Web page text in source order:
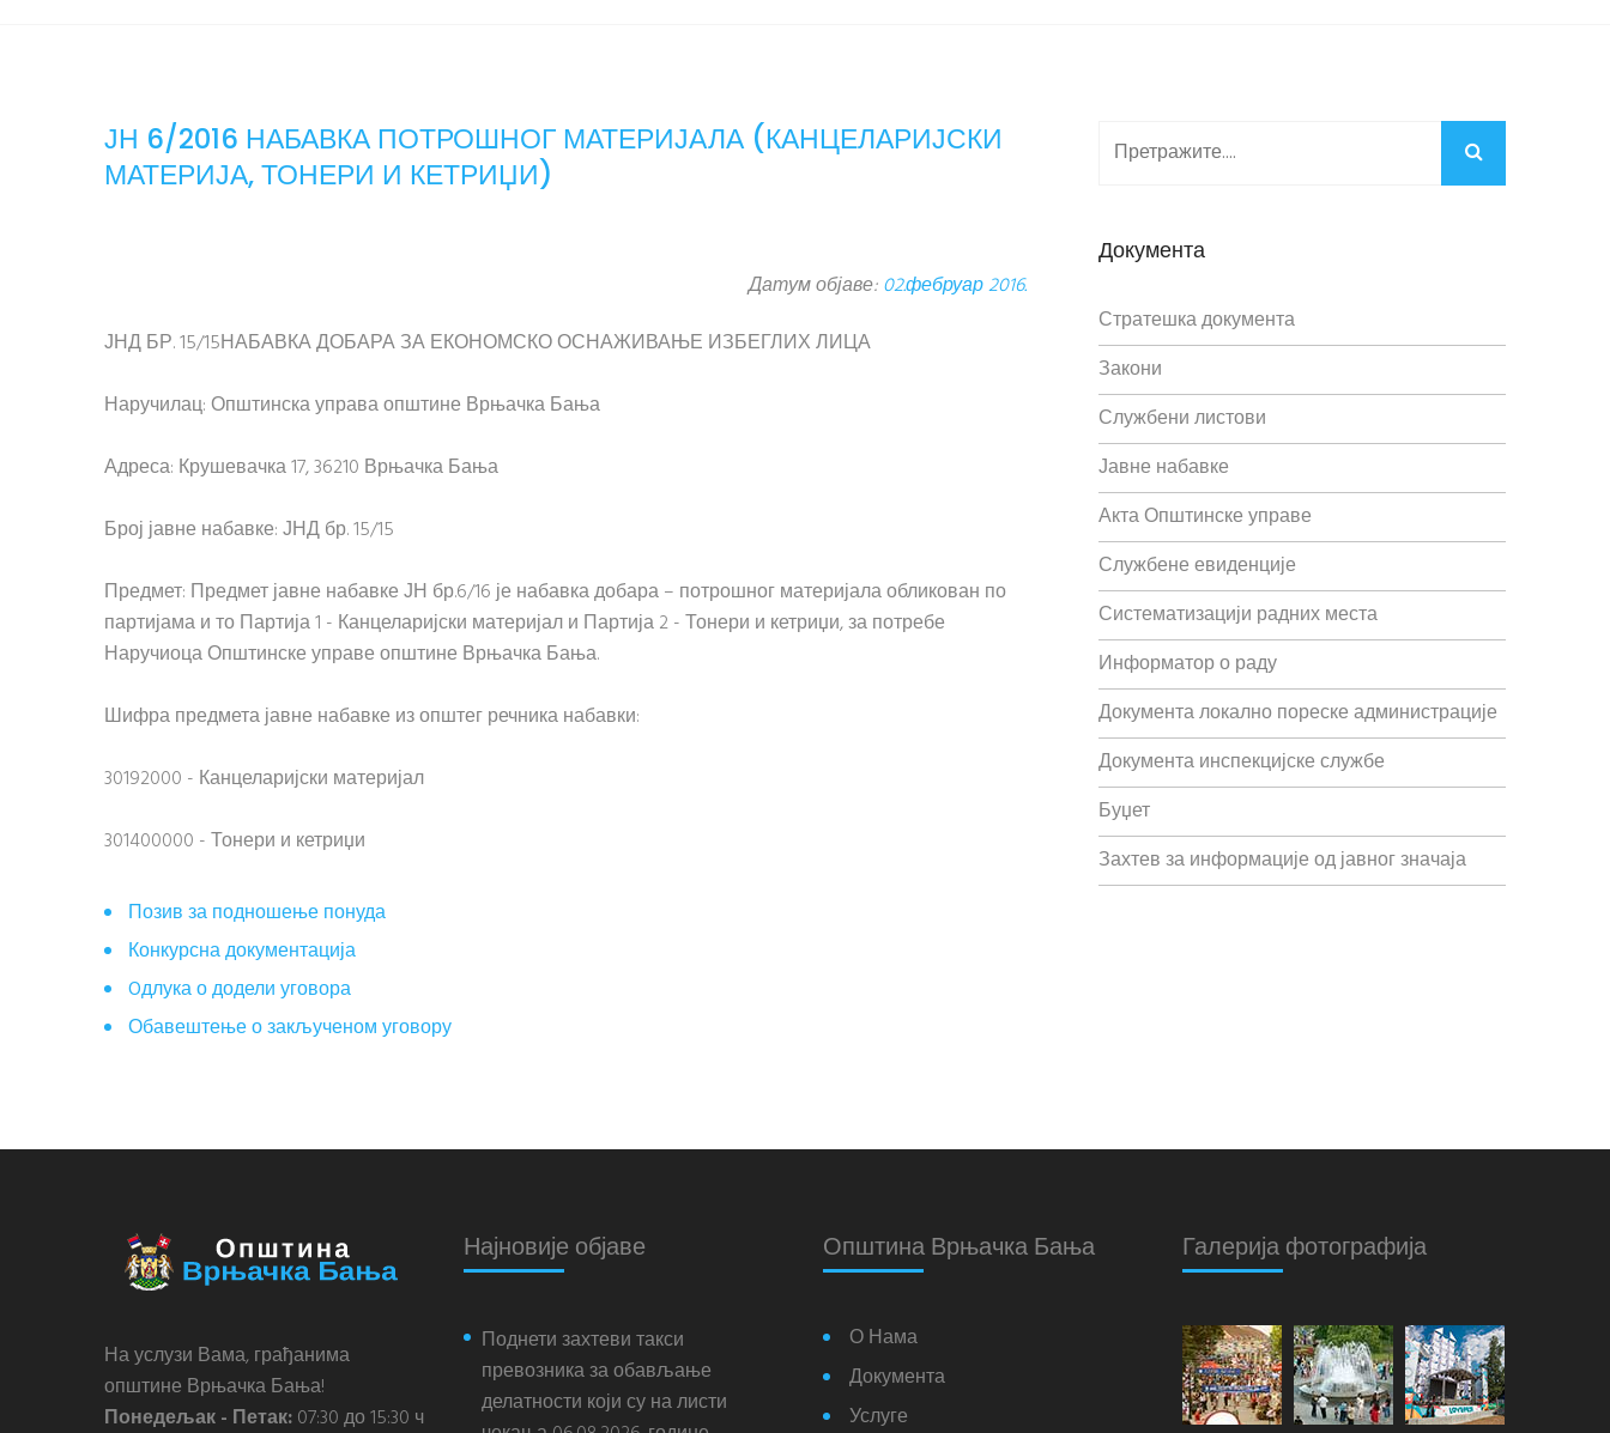
ЈН 6/2016 НАБАВКА ПОТРОШНОГ МАТЕРИЈАЛА (КАНЦЕЛАРИЈСКИ
МАТЕРИЈА, ТОНЕРИ И КЕТРИЏИ)
Датум објаве:02.фебруар 2016.
ЈНД БР. 15/15НАБАВКА ДОБАРА ЗА ЕКОНОМСКО ОСНАЖИВАЊЕ ИЗБЕГЛИХ ЛИЦА
Наручилац: Општинска управа општине Врњачка Бања
Адреса: Крушевачка 17, 36210 Врњачка Бања
Број јавне набавке: ЈНД бр. 15/15
Предмет: Предмет јавне набавке ЈН бр.6/16 је набавка добара – потрошног материјала обликован по
партијама и то Партија 1 - Канцеларијски материјал и Партија 2 - Тонери и кетриџи, за потребе
Наручиоца Општинске управе општине Врњачка Бања.
Шифра предмета јавне набавке из општег речника набавки:
30192000 - Канцеларијски материјал
301400000 - Тонери и кетриџи
Позив за подношење понуда
Конкурсна документација
Oдлука о додели уговора
Обавештење о закљученом уговору
Документа
Стратешка документа
Закони
Службени листови
Јавне набавке
Акта Општинске управе
Службене евиденције
Систематизацији радних места
Информатор о раду
Документа локално пореске администрације
Документа инспекцијске службе
Буџет
Захтев за информације од јавног значаја
На услузи Вама, грађанима
општине Врњачка Бања!
Понедељак - Петак:07:30 до 15:30 ч
Најновије објаве
Поднети захтеви такси
превозника за обављање
делатности који су на листи
Општина Врњачка Бања
О Нама
Документа
Услуге
Галерија фотографија